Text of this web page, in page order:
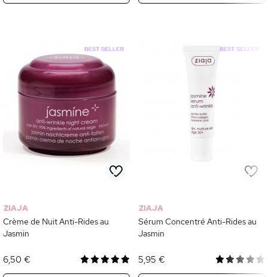
ZIAJA
Crème de Nuit Anti-Rides au
Jasmin
6,50 €
ZIAJA
Sérum Concentré Anti-Rides au
Jasmin
5,95 €